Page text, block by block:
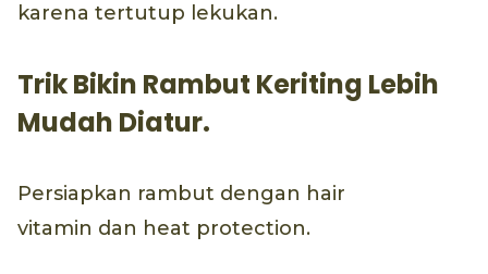
karena tertutup lekukan.
Trik Bikin Rambut Keriting Lebih
Mudah Diatur.
Persiapkan rambut dengan hair
vitamin dan heat protection.